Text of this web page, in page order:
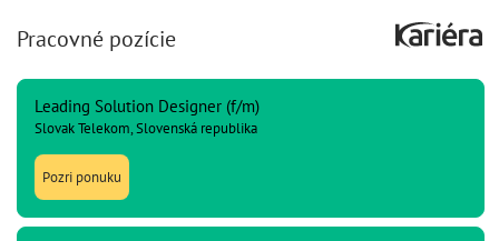
Pracovné pozície
Leading Solution Designer (f/m)
Slovak Telekom, Slovenská republika
Pozri ponuku